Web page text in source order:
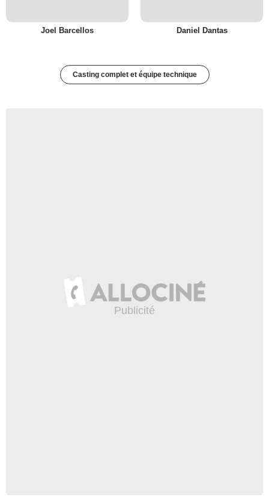
Joel Barcellos Daniel Dantas
Casting complet et équipe technique